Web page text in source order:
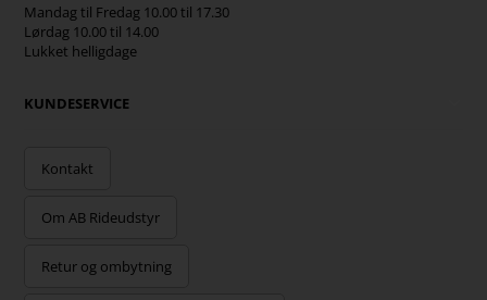
Mandag til Fredag 10.00 til 17.30
Lørdag 10.00 til 14.00
Lukket helligdage
KUNDESERVICE
Kontakt
Om AB Rideudstyr
Retur og ombytning